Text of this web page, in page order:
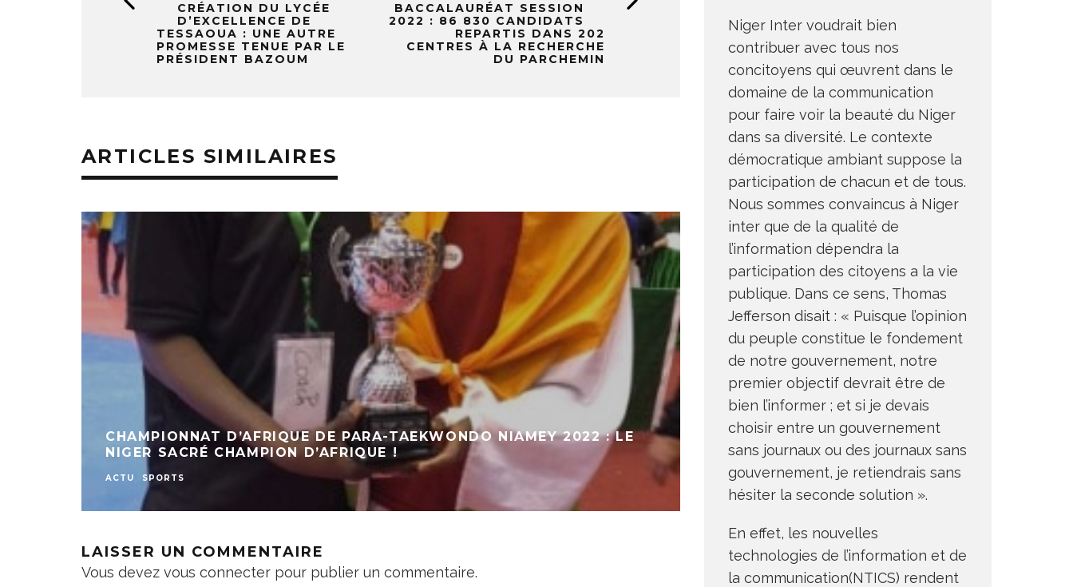
CRÉATION DU LYCÉE
D’EXCELLENCE DE
TESSAOUA : UNE AUTRE
PROMESSE TENUE PAR LE
PRÉSIDENT BAZOUM
BACCALAURÉAT SESSION
2022 : 86 830 CANDIDATS
REPARTIS DANS 202
CENTRES À LA RECHERCHE
DU PARCHEMIN
ARTICLES SIMILAIRES
CHAMPIONNAT D’AFRIQUE DE PARA-TAEKWONDO NIAMEY 2022 : LE
NIGER SACRÉ CHAMPION D’AFRIQUE !
ACTU SPORTS
LAISSER UN COMMENTAIRE
Vous devez vous connecter pour publier un commentaire.
Niger Inter voudrait bien
contribuer avec tous nos
concitoyens qui œuvrent dans le
domaine de la communication
pour faire voir la beauté du Niger
dans sa diversité. Le contexte
démocratique ambiant suppose la
participation de chacun et de tous.
Nous sommes convaincus à Niger
inter que de la qualité de
l’information dépendra la
participation des citoyens a la vie
publique. Dans ce sens, Thomas
Jefferson disait : « Puisque l’opinion
du peuple constitue le fondement
de notre gouvernement, notre
premier objectif devrait être de
bien l’informer ; et si je devais
choisir entre un gouvernement
sans journaux ou des journaux sans
gouvernement, je retiendrais sans
hésiter la seconde solution ».
En effet, les nouvelles
technologies de l’information et de
la communication(NTICS) rendent